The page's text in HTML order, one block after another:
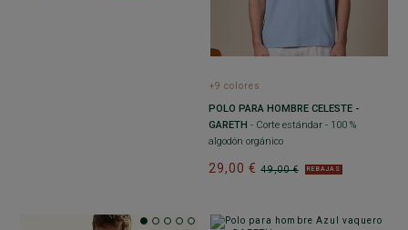
+9 colores
POLO PARA HOMBRE CELESTE -
GARETH - Corte estándar - 100 %
algodón orgánico
49,00 €
29,00 € REBAJAS